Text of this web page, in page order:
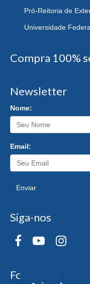
Pró-Reitoria de
Universidade
Compra 100%
Newsletter
Nome:
Email:
Enviar
Siga-nos
Formas de